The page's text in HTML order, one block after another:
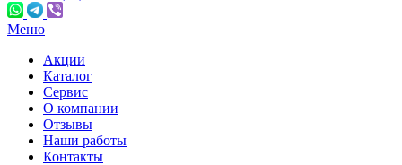
Меню
Акции
Каталог
Сервис
О компании
Отзывы
Наши работы
Контакты